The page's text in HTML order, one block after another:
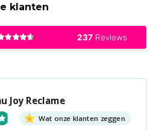
klanten
Joy Reclame
Wat onze klanten zeggen